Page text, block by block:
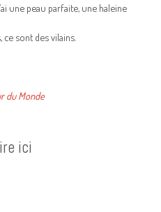
une peau parfaite, une haleine
sont des vilains.
du Monde
ici